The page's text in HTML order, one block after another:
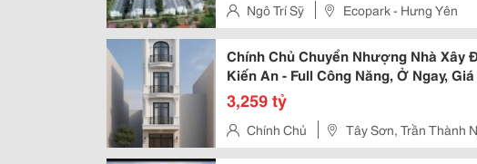
Ngô Trí Sỹ Ecopark - Hưng Yên
Chính Chủ Chuyển Nhượng Nhà Xây
Kiến An - Full Công Năng, Ở Ngay,
3,259 tỷ
Chính Chủ Tây Sơn, Trần Thành